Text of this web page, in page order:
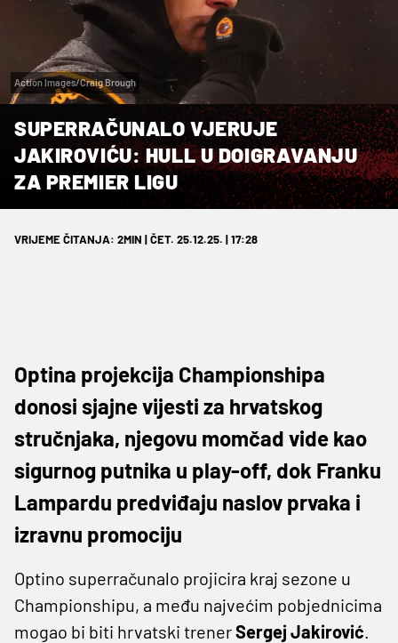
Action Images/Craig Brough
SUPERRAČUNALO VJERUJE
JAKIROVIĆU: HULL U DOIGRAVANJU
ZA PREMIER LIGU
VRIJEME ČITANJA: 2MIN | ČET. 25.12.25. | 17:28
Optina projekcija Championshipa
donosi sjajne vijesti za hrvatskog
stručnjaka, njegovu momčad vide kao
sigurnog putnika u play-off, dok Franku
Lampardu predviđaju naslov prvaka i
izravnu promociju
Optino superračunalo projicira kraj sezone u
Championshipu, a među najvećim pobjednicima
mogao bi biti hrvatski trenerSergej Jakirović.